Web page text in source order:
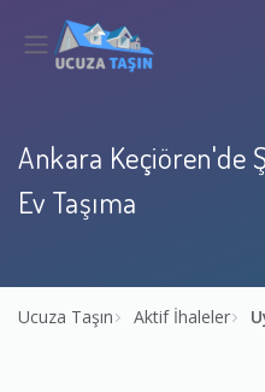
Ankara Keçiören'de
Ev Taşıma
Ucuza Taşın Aktif İhaleler